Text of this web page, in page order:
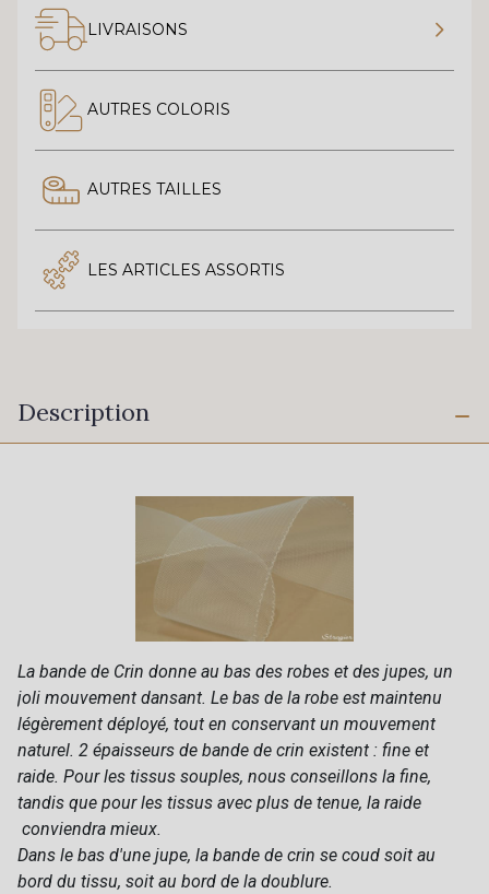
LIVRAISONS
AUTRES COLORIS
AUTRES TAILLES
LES ARTICLES ASSORTIS
Description
La bande de Crin donne au bas des robes et des jupes, un
joli mouvement dansant. Le bas de la robe est maintenu
légèrement déployé, tout en conservant un mouvement
naturel. 2 épaisseurs de bande de crin existent : fine et
raide. Pour les tissus souples, nous conseillons la fine,
tandis que pour les tissus avec plus de tenue, la raide
conviendra mieux.
Dans le bas d'une jupe, la bande de crin se coud soit au
bord du tissu, soit au bord de la doublure.